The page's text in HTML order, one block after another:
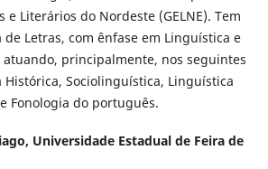
e Literários do Nordeste (GELNE). Tem
Letras, com ênfase em Linguística e
atuando, principalmente, nos seguintes
Histórica, Sociolinguística, Linguística
Fonologia do português.
Universidade Estadual de Feira de